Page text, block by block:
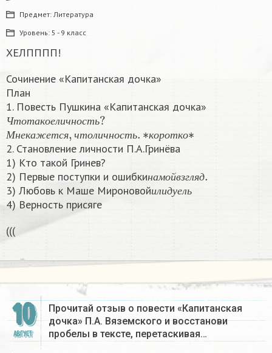
Предмет: Литература
Уровень: 5 - 9 класс
ХЕЛПППП!
Сочинение «Капитанская дочка»
План
1. Повесть Пушкина «Капитанская дочка»
Ч т о т а к о ел и ч н о с т ь
Ч тотакое личность?
М н е ка ж е т ся чт ол и чн ост ь к ор отк о
Мнекажется,чтоли
2. Становление личности П.А.Гринёва
1) Кто такой Гринев?
2) Первые поступки и ошибки н ам о й в з гля д
3) Любовь к Маше Мироновой ил и д у ел ь
илидуель
4) Верность присяге
(((​
10
АВГУСТ
Прочитай отзыв о повести «Капитанская
дочка» П.А. Вяземского и восстанови
пробелы в тексте, перетаскивая…